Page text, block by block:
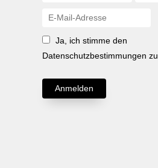
Ja, ich stimme den
Datenschutzbestimmungen zu.
Anmelden